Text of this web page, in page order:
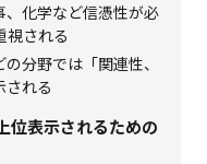
、化学など信憑性が必
視される
分野では「関連性、
される
位表示されるための